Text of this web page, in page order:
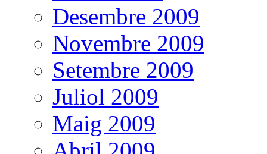
Desembre 2009
Novembre 2009
Setembre 2009
Juliol 2009
Maig 2009